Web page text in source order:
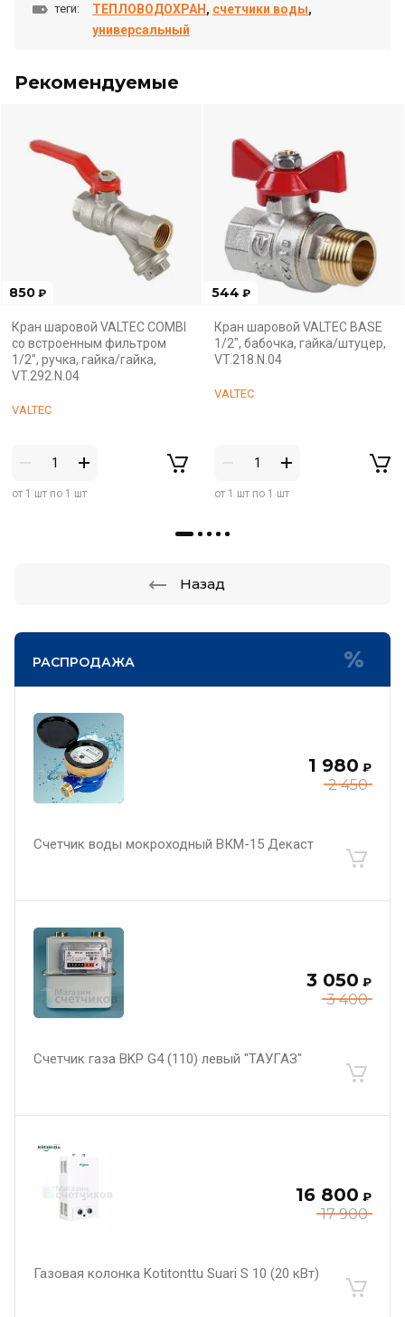
РАСПРОДАЖА
2 450
1 980 ₽
Счетчик воды мокроходный ВКМ-15 Декаст
3 400
3 050 ₽
Счетчик газа BKP G4 (110) левый "ТАУГАЗ"
17 900
16 800 ₽
Газовая колонка Kotitonttu Suari S 10 (20 кВт)
теги:
ТЕПЛОВОДОХРАН, счетчики воды,
универсальный
Рекомендуемые
850 ₽
Кран шаровой VALTEC COMBI
со встроенным фильтром
1/2", ручка, гайка/гайка,
VT.292.N.04
VALTEC
от 1 шт по 1 шт
544 ₽
Кран шаровой VALTEC BASE
1/2", бабочка, гайка/штуцер,
VT.218.N.04
VALTEC
от 1 шт по 1 шт
Назад